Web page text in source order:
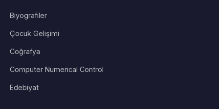
Biyografiler
Çocuk Gelişimi
Coğrafya
Computer Numerical Control
Edebiyat